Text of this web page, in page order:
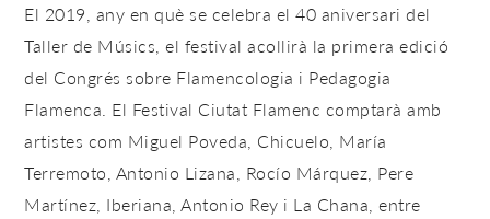
El 2019, any en què se celebra el 40 aniversari del
Taller de Músics, el festival acollirà la primera edició
del Congrés sobre Flamencologia i Pedagogia
Flamenca. El Festival Ciutat Flamenc comptarà amb
artistes com Miguel Poveda, Chicuelo, María
Terremoto, Antonio Lizana, Rocío Márquez, Pere
Martínez, Iberiana, Antonio Rey i La Chana, entre